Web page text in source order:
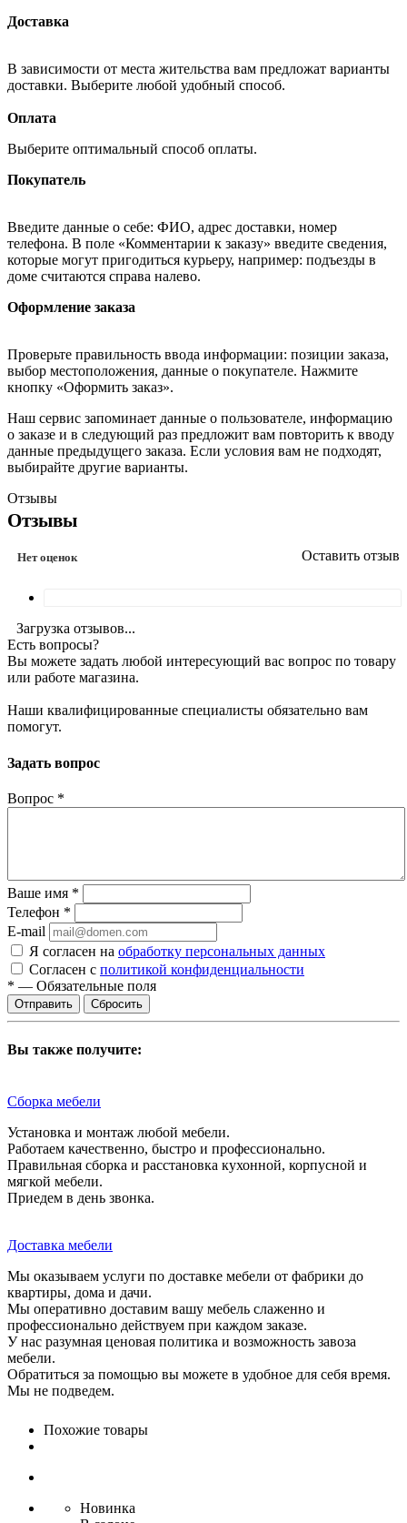
Доставка
В зависимости от места жительства вам предложат варианты
доставки. Выберите любой удобный способ.
Оплата
Выберите оптимальный способ оплаты.
Покупатель
Введите данные о себе: ФИО, адрес доставки, номер
телефона. В поле «Комментарии к заказу» введите сведения,
которые могут пригодиться курьеру, например: подъезды в
доме считаются справа налево.
Оформление заказа
Проверьте правильность ввода информации: позиции заказа,
выбор местоположения, данные о покупателе. Нажмите
кнопку «Оформить заказ».
Наш сервис запоминает данные о пользователе, информацию
о заказе и в следующий раз предложит вам повторить к вводу
данные предыдущего заказа. Если условия вам не подходят,
выбирайте другие варианты.
Отзывы
Отзывы
Нет оценок Оставить отзыв
Загрузка отзывов...
Есть вопросы?
Вы можете задать любой интересующий вас вопрос по товару
или работе магазина.
Наши квалифицированные специалисты обязательно вам
помогут.
Задать вопрос
Вопрос *
Ваше имя *
Телефон *
E-mail
Я согласен на обработку персональных данных
Согласен с политикой конфиденциальности
* — Обязательные поля
Сбросить
Вы также получите:
Сборка мебели
Установка и монтаж любой мебели.
Работаем качественно, быстро и профессионально.
Правильная сборка и расстановка кухонной, корпусной и
мягкой мебели.
Приедем в день звонка.
Доставка мебели
Мы оказываем услуги по доставке мебели от фабрики до
квартиры, дома и дачи.
Мы оперативно доставим вашу мебель слаженно и
профессионально действуем при каждом заказе.
У нас разумная ценовая политика и возможность завоза
мебели.
Обратиться за помощью вы можете в удобное для себя время.
Мы не подведем.
Похожие товары
Новинка